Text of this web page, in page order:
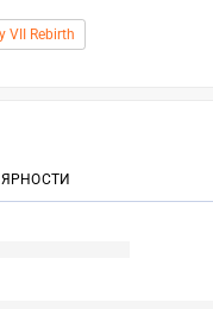
VII Rebirth